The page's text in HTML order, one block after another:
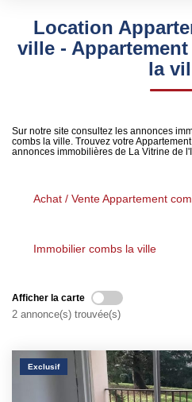
Notre
Nous
Avis
EN
Sélectionnez...
Type de bien
Location
ville -
la
Sur notre site consultez les annonces
combs la ville. Trouvez votre
annonces immobilières de La Vitrine de
Achat / Vente Appartement
Immobilier combs la ville
Afficher la carte
2 annonce(s) trouvée(s)
Exclusif